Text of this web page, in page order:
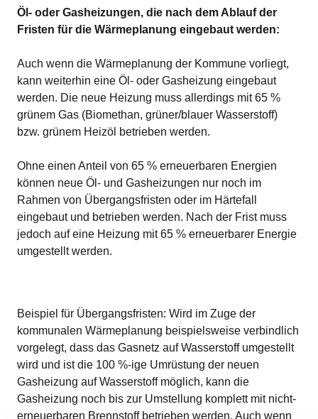
Öl- oder Gasheizungen, die nach dem Ablauf der
Fristen für die Wärmeplanung eingebaut werden:
Auch wenn die Wärmeplanung der Kommune vorliegt,
kann weiterhin eine Öl- oder Gasheizung eingebaut
werden. Die neue Heizung muss allerdings mit 65 %
grünem Gas (Biomethan, grüner/blauer Wasserstoff)
bzw. grünem Heizöl betrieben werden.
Ohne einen Anteil von 65 % erneuerbaren Energien
können neue Öl- und Gasheizungen nur noch im
Rahmen von Übergangsfristen oder im Härtefall
eingebaut und betrieben werden. Nach der Frist muss
jedoch auf eine Heizung mit 65 % erneuerbarer Energie
umgestellt werden.
Beispiel für Übergangsfristen: Wird im Zuge der
kommunalen Wärmeplanung beispielsweise verbindlich
vorgelegt, dass das Gasnetz auf Wasserstoff umgestellt
wird und ist die 100 %-ige Umrüstung der neuen
Gasheizung auf Wasserstoff möglich, kann die
Gasheizung noch bis zur Umstellung komplett mit nicht-
erneuerbaren Brennstoff betrieben werden. Auch wenn